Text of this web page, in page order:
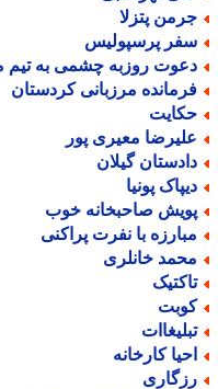
پتزلا
پرسپولیس
روزبه چشمی به تیم ملی
مرزبانی کردستان
معیری پور
گیلان
پونیا
صاحبخانه خوب
با نفرت پراکنی
خانلری
کارخانه